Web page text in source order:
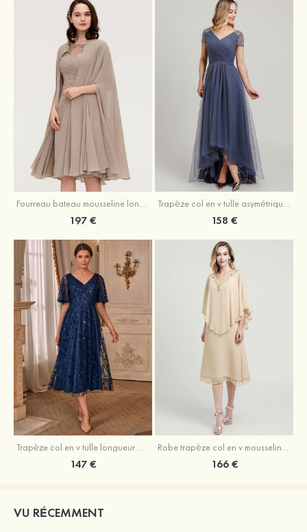
Fourreau bateau mousseline longueur genou robe de mère de la mariée avec appliqué plissé veste
197 €
Trapèze col en v tulle asymétrique robe de mère de la mariée
158 €
Trapèze col en v tulle longueur mollet robe de mère de la mariée avec appliqué paillettes ceinture
147 €
Robe trapèze col en v mousseline longueur mollet robe de mère de la mariée avec perle
166 €
VU RÉCEMMENT